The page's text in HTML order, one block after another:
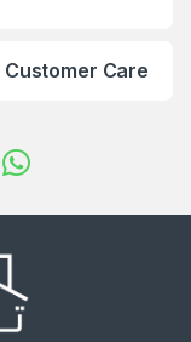
Customer Care